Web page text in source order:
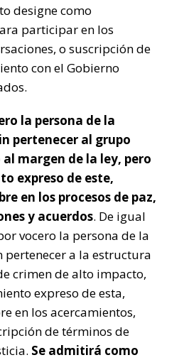
designe como
participar en los
o suscripción de
con el Gobierno
la persona de la
pertenecer al grupo
margen de la ley, pero
expreso de este,
en los procesos de paz,
y acuerdos. De igual
vocero la persona de la
pertenecer a la estructura
crimen de alto impacto,
expreso de esta,
en los acercamientos,
de términos de
Se admitirá como